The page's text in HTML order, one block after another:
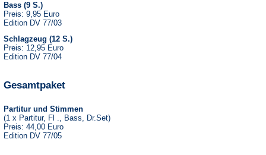
Bass (9 S.)
Preis: 9,95 Euro
Edition DV 77/03
Schlagzeug (12 S.)
Preis: 12,95 Euro
Edition DV 77/04
Gesamtpaket
Partitur und Stimmen
(1 x Partitur, Fl ., Bass, Dr.Set)
Preis: 44,00 Euro
Edition DV 77/05